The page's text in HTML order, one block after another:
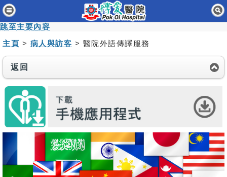
跳至主要內容
主頁
醫療服務
醫護專業人員
消息及活動
關於我們
免責聲明
主頁 > 病人與訪客 > 醫院外語傳譯服務
返回